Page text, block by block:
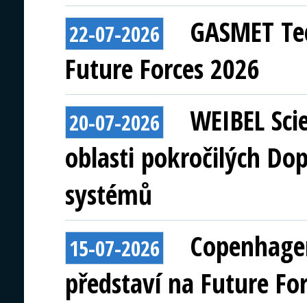
22-07-2026
GASMET
Future Forces 2026
20-07-2026
WEIBEL
oblasti pokročilých
systémů
15-07-2026
představí na Future